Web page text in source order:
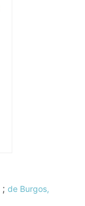
; de Burgos,